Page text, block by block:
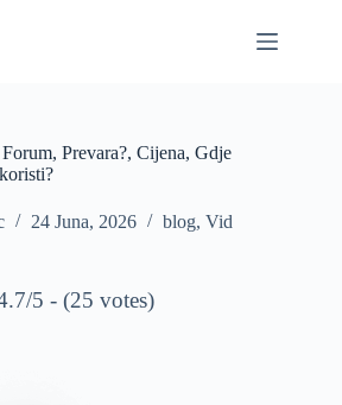
Prevara?, Cijena, Gdje
24 Juna, 2026 blog, Vid
5 - (25 votes)